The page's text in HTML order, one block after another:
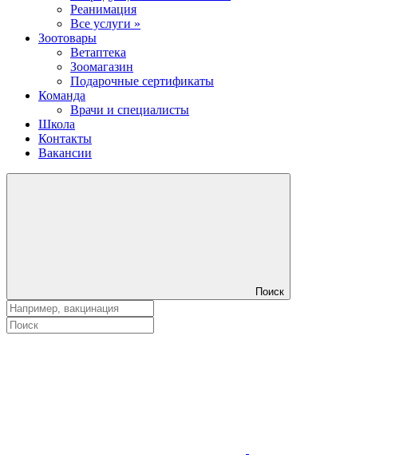
Реанимация
Все услуги »
Зоотовары
Ветаптека
Зоомагазин
Подарочные сертификаты
Команда
Врачи и специалисты
Школа
Контакты
Вакансии
Поиск